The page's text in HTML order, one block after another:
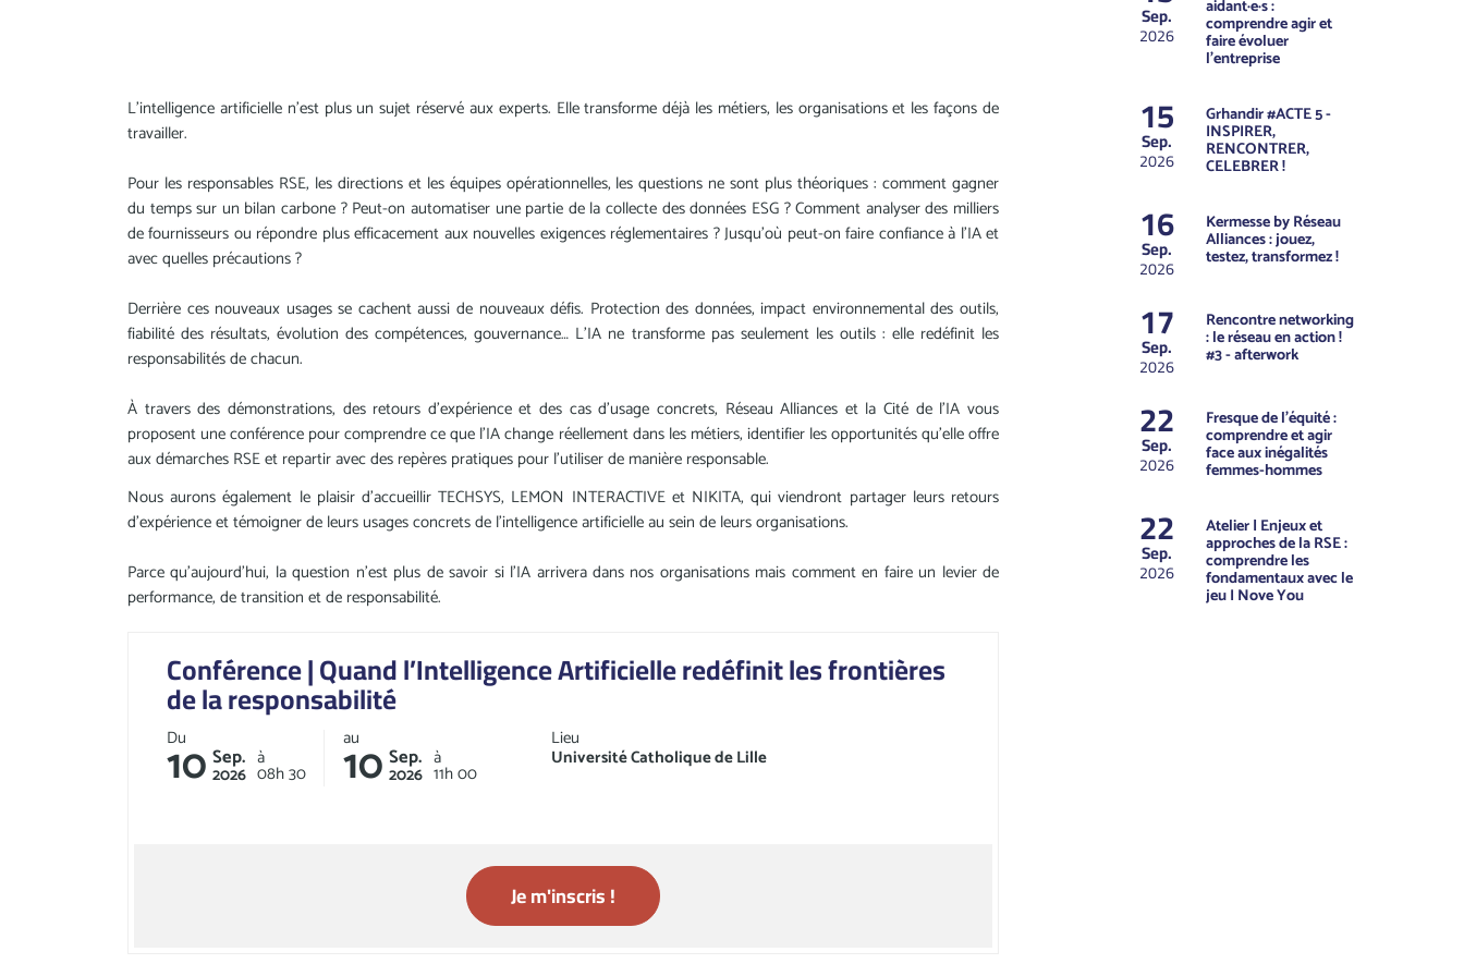
L’intelligence artificielle n’est plus un sujet réservé aux experts. Elle transforme déjà les métiers, les organisations et les façons de
travailler.
Pour les responsables RSE, les directions et les équipes opérationnelles, les questions ne sont plus théoriques : comment gagner
du temps sur un bilan carbone ? Peut-on automatiser une partie de la collecte des données ESG ? Comment analyser des milliers
de fournisseurs ou répondre plus efficacement aux nouvelles exigences réglementaires ? Jusqu'où peut-on faire confiance à l'IA et
avec quelles précautions ?
Derrière ces nouveaux usages se cachent aussi de nouveaux défis. Protection des données, impact environnemental des outils,
fiabilité des résultats, évolution des compétences, gouvernance… L'IA ne transforme pas seulement les outils : elle redéfinit les
responsabilités de chacun.
À travers des démonstrations, des retours d'expérience et des cas d'usage concrets, Réseau Alliances et la Cité de l'IA vous
proposent une conférence pour comprendre ce que l'IA change réellement dans les métiers, identifier les opportunités qu'elle offre
aux démarches RSE et repartir avec des repères pratiques pour l'utiliser de manière responsable.
Nous aurons également le plaisir d'accueillir TECHSYS, LEMON INTERACTIVE et NIKITA, qui viendront partager leurs retours
d'expérience et témoigner de leurs usages concrets de l'intelligence artificielle au sein de leurs organisations.
Parce qu'aujourd'hui, la question n'est plus de savoir si l'IA arrivera dans nos organisations mais comment en faire un levier de
performance, de transition et de responsabilité.
Conférence | Quand l’Intelligence Artificielle redéfinit les frontières
de la responsabilité
Du
10 Sep.
2026
à
08h30
au
10 Sep.
2026
à
11h00
Lieu
Université Catholique de Lille
Je m'inscris !
aidant·e·s :
comprendre agir et
faire évoluer
l’entreprise
Sep.
2026
Grhandir #ACTE 5 -
INSPIRER,
RENCONTRER,
CELEBRER !
15
Sep.
2026
Kermesse by Réseau
Alliances : jouez,
testez, transformez !
16
Sep.
2026
Rencontre networking
: le réseau en action !
#3 - afterwork
17
Sep.
2026
Fresque de l’équité :
comprendre et agir
face aux inégalités
femmes-hommes
22
Sep.
2026
Atelier | Enjeux et
approches de la RSE :
comprendre les
fondamentaux avec le
jeu I Nove You
22
Sep.
2026